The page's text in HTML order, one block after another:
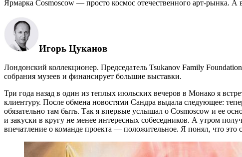
Ярмарка Cosmoscow — просто космос отечественного арт-рынка.
Игорь Цуканов
Лондонский коллекционер. Председатель Tsukanov Family
собрания музеев и финансирует большие выставки.
Три года назад в один из теплых июльских вечеров в Монако я
клиентуру. После обмена новостями Сандра выдала следующее:
обязательно там быть. Так я впервые услышал о Cosmoscow и ее
и закуски в кругу не менее интересных собеседников. А утром
впечатление о команде проекта — положительное. Я понял, что это